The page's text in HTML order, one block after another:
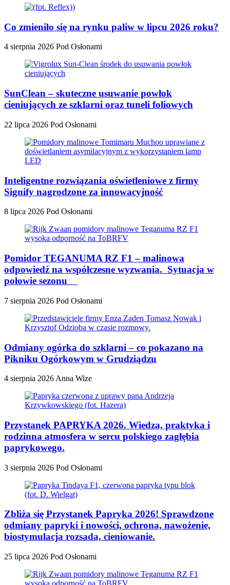
Co zmieniło się na rynku paliw w lipcu 2026 roku?
4 sierpnia 2026 Pod Osłonami
SunClean – skuteczne usuwanie powłok
cieniujących ze szklarni oraz tuneli foliowych
22 lipca 2026 Pod Osłonami
Inteligentne rozwiązania oświetleniowe z firmy
Signify nagrodzone za innowacyjność
8 lipca 2026 Pod Osłonami
Pomidor TEGANUMA RZ F1 – malinowa
odpowiedź na współczesne wyzwania. Sytuacja w
połowie sezonu
7 sierpnia 2026 Pod Osłonami
Odmiany ogórka do szklarni – co pokazano na
Pikniku Ogórkowym w Grudziądzu
4 sierpnia 2026 Anna Wize
Przystanek PAPRYKA 2026. Wiedza, praktyka i
rodzinna atmosfera w sercu polskiego zagłębia
paprykowego.
3 sierpnia 2026 Pod Osłonami
Zbliża się Przystanek Papryka 2026! Sprawdzone
odmiany papryki i nowości, ochrona, nawożenie,
biostymulacja rozsada, cieniowanie.
25 lipca 2026 Pod Osłonami